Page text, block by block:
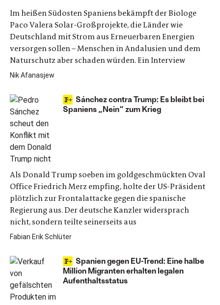
Im heißen Südosten Spaniens bekämpft der Biologe
Paco Valera Solar-Großprojekte, die Länder wie
Deutschland mit Strom aus Erneuerbaren Energien
versorgen sollen – Menschen in Andalusien und dem
Naturschutz aber schaden würden. Ein Interview
Nik Afanasjew
Sánchez contra Trump: Es bleibt bei
Spaniens „Nein“ zum Krieg
Als Donald Trump soeben im goldgeschmückten Oval
Office Friedrich Merz empfing, holte der US-Präsident
plötzlich zur Frontalattacke gegen die spanische
Regierung aus. Der deutsche Kanzler widersprach
nicht, sondern teilte seinerseits aus
Fabian Erik Schlüter
Spanien gegen EU-Trend: Eine halbe
Million Migranten erhalten legalen
Aufenthaltsstatus